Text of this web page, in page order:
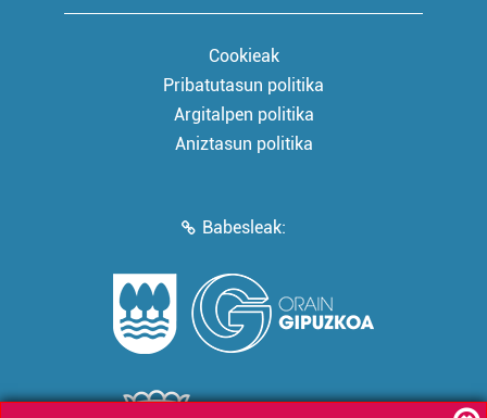
Cookieak
Pribatutasun politika
Argitalpen politika
Aniztasun politika
Babesleak: